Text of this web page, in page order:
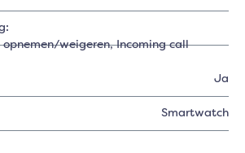
opnemen/weigeren, Incoming call
Ja
Smartwatch